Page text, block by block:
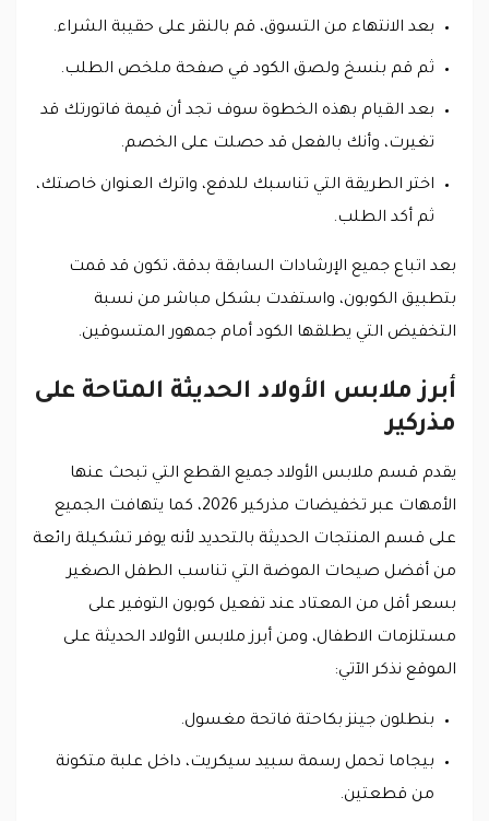
بعد الانتهاء من التسوق، قم بالنقر على حقيبة الشراء.
ثم قم بنسخ ولصق الكود في صفحة ملخص الطلب.
بعد القيام بهذه الخطوة سوف تجد أن قيمة فاتورتك قد
تغيرت، وأنك بالفعل قد حصلت على الخصم.
اختر الطريقة التي تناسبك للدفع، واترك العنوان خاصتك،
ثم أكد الطلب.
بعد اتباع جميع الإرشادات السابقة بدقة، تكون قد قمت
بتطبيق الكوبون، واستفدت بشكل مباشر من نسبة
التخفيض التي يطلقها الكود أمام جمهور المتسوقين.
أبرز ملابس الأولاد الحديثة المتاحة على
مذركير
يقدم قسم ملابس الأولاد جميع القطع التي تبحث عنها
الأمهات عبر تخفيضات مذركير 2026، كما يتهافت الجميع
على قسم المنتجات الحديثة بالتحديد لأنه يوفر تشكيلة رائعة
من أفضل صيحات الموضة التي تناسب الطفل الصغير
بسعر أقل من المعتاد عند تفعيل كوبون التوفير على
مستلزمات الاطفال، ومن أبرز ملابس الأولاد الحديثة على
الموقع نذكر الآتي:
بنطلون جينز بكاحتة فاتحة مغسول.
بيجاما تحمل رسمة سبيد سيكريت، داخل علبة متكونة
من قطعتين.